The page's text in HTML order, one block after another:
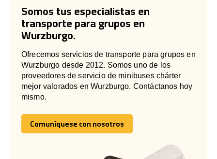
Somos tus especialistas en
transporte para grupos en
Wurzburgo.
Ofrecemos servicios de transporte para grupos en
Wurzburgo desde 2012. Somos uno de los
proveedores de servicio de minibuses chárter
mejor valorados en Wurzburgo. Contáctanos hoy
mismo.
Comuníquese con nosotros
Comuníquese con nosotros